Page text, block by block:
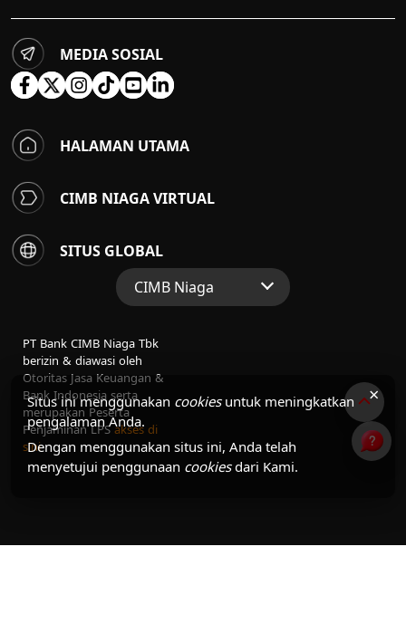
×
Situs ini menggunakan cookiesuntuk meningkatkan
pengalaman Anda.
Dengan menggunakan situs ini, Anda telah
menyetujui penggunaan cookiesdari Kami.
MEDIA SOSIAL
HALAMAN UTAMA
CIMB NIAGA VIRTUAL
SITUS GLOBAL
CIMB Niaga
Perbankan Konsumen
Perbankan Syariah
PT Bank CIMB Niaga Tbk
berizin & diawasi oleh
Otoritas Jasa Keuangan &
Bank Indonesia serta
merupakan Peserta
Penjaminan LPSakses di
sini